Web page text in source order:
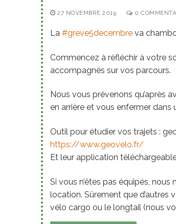
27 NOVEMBRE 2019 0
La #greve5decembre va
Commencez à réfléchir à votre
accompagnés sur vos parcours.
Nous vous prévenons qu’après
en arrière et vous enfermer dans
Outil pour étudier vos trajets :
https://www.geovelo.fr/
Et leur application
Si vous n’êtes pas équipés,
location. Sûrement que d’autres
vélo cargo ou le longtail (nous